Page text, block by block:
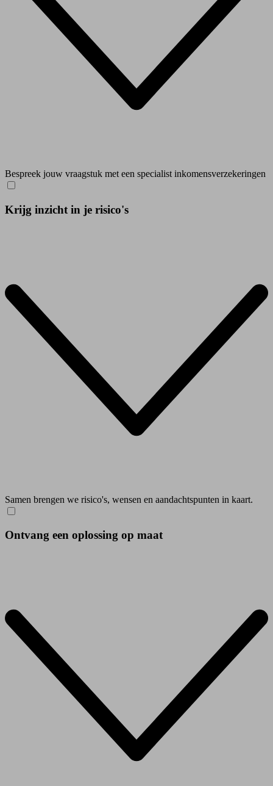
Bespreek jouw vraagstuk met een specialist inkomensverzekeringen
Krijg inzicht in je risico's
Samen brengen we risico's, wensen en aandachtspunten in kaart.
Ontvang een oplossing op maat